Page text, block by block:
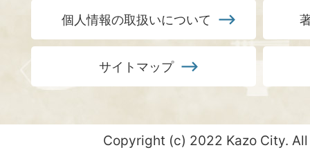
個人情報の取扱いについて
サイトマップ
Copyright (c) 2022 Kazo City.